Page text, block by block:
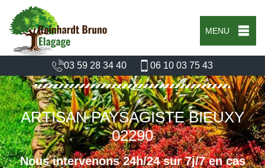
MENU
03 59 28 34 40 06 10 03 75 43
ARTISAN PAYSAGISTE BIEUXY
02290
Nous intervenons 24h/24 sur 7j/7 en cas